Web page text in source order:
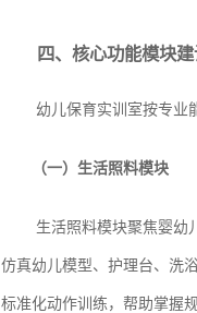
四、核心功能模块
幼儿保育实训室按专业
（一）生活照料模块
生活照料模块聚焦婴幼
仿真幼儿模型、护理台、洗
标准化动作训练，帮助掌握